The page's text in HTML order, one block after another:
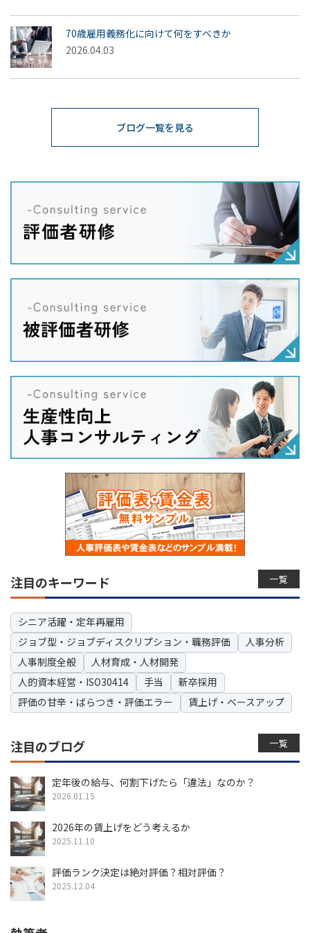
70歳雇用義務化に向けて何をすべきか
2026.04.03
ブログ一覧を見る
一覧
注目のキーワード
シニア活躍・定年再雇用
ジョブ型・ジョブディスクリプション・職務評価
人事分析
人事制度全般
人材育成・人材開発
人的資本経営・ISO30414
手当
新卒採用
評価の甘辛・ばらつき・評価エラー
賃上げ・ベースアップ
一覧
注目のブログ
定年後の給与、何割下げたら「違法」なのか？
2026.01.15
2026年の賃上げをどう考えるか
2025.11.10
評価ランク決定は絶対評価？相対評価？
2025.12.04